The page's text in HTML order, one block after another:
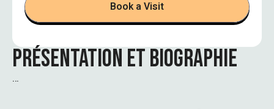
Book a Visit
PRÉSENTATION ET BIOGRAPHIE
…